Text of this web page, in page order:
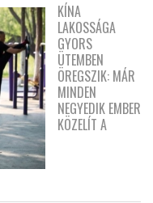
KÍNA
LAKOSSÁGA
GYORS
ÜTEMBEN
ÖREGSZIK: MÁR
MINDEN
NEGYEDIK EMBER
KÖZELÍT A